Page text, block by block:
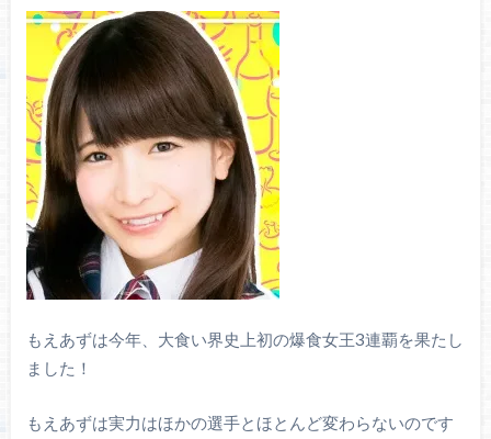
もえあずは今年、大食い界史上初の爆食女王3連覇を果たし
ました！
もえあずは実力はほかの選手とほとんど変わらないのです